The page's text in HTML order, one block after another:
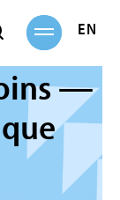
Ouvrir
barre
de
recherche
Ouvrir
la
navigation
—